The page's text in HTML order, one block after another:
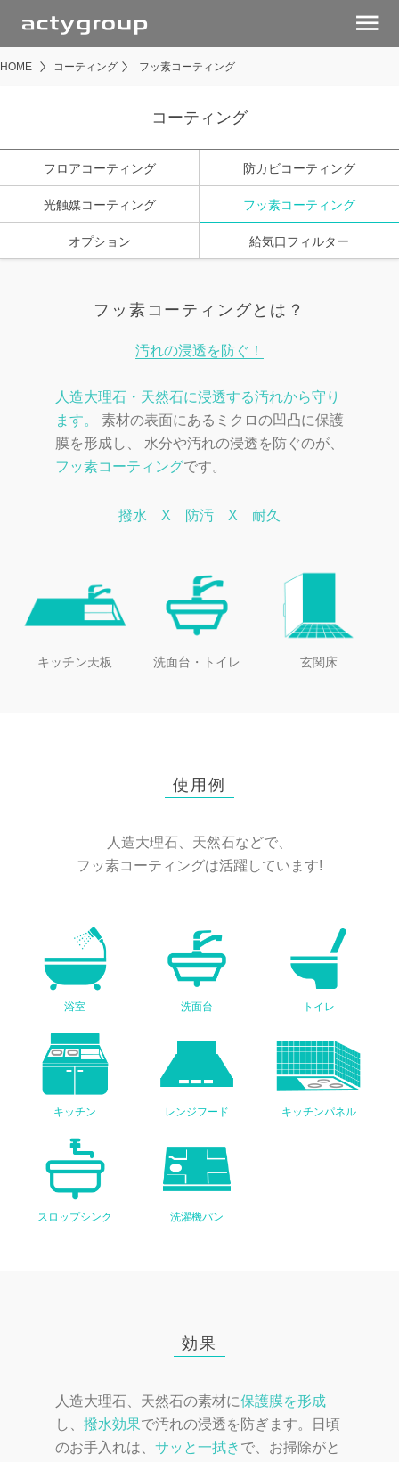
menu
HOME コーティング フッ素コーティング
コーティング
フロアコーティング 防カビコーティング
光触媒コーティング フッ素コーティング
オプション 給気口フィルター
フッ素コーティングとは？
汚れの浸透を防ぐ！
人造大理石・天然石に浸透する汚れから守り
ます。
素材の表面にあるミクロの凹凸に保護
膜を形成し、
水分や汚れの浸透を防ぐのが、
フッ素コーティングです。
撥水 X 防汚 X 耐久
キッチン天板 洗面台・トイレ 玄関床
使用例
人造大理石、天然石などで、
フッ素コーティングは活躍しています!
浴室 洗面台 トイレ
キッチン レンジフード キッチンパネル
スロップシンク 洗濯機パン
効果
人造大理石、天然石の素材に保護膜を形成
し、 撥水効果で汚れの浸透を防ぎます。
日頃
のお手入れは、 サッと一拭き で、お掃除がと